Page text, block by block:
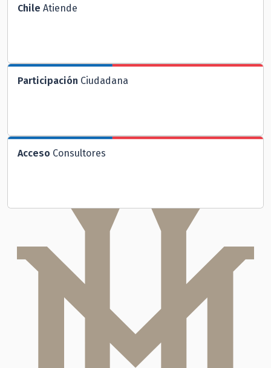
Chile Atiende
Participación Ciudadana
Acceso Consultores